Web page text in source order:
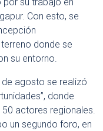
Con esto, se
donde se
su entorno.
agosto se realizó
donde
actores regionales.
un segundo foro, en